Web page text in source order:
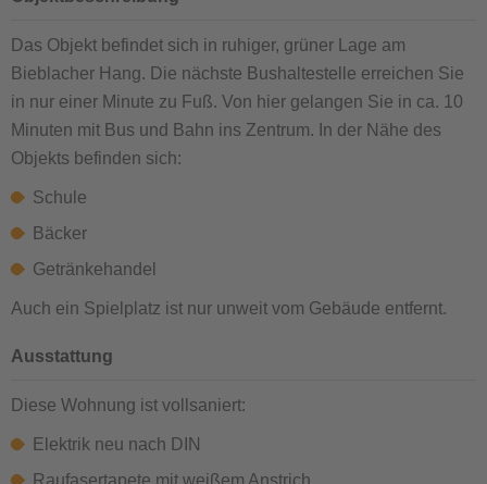
Das Objekt befindet sich in ruhiger, grüner Lage am
Bieblacher Hang. Die nächste Bushaltestelle erreichen Sie
in nur einer Minute zu Fuß. Von hier gelangen Sie in ca. 10
Minuten mit Bus und Bahn ins Zentrum. In der Nähe des
Objekts befinden sich:
Schule
Bäcker
Getränkehandel
Auch ein Spielplatz ist nur unweit vom Gebäude entfernt.
Ausstattung
Diese Wohnung ist vollsaniert:
Elektrik neu nach DIN
Raufasertapete mit weißem Anstrich